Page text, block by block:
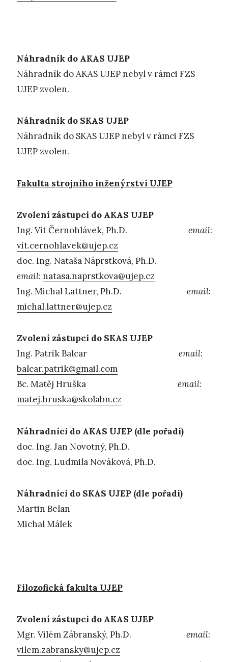
Náhradník do AKAS UJEP
Náhradník do AKAS UJEP nebyl v rámci FZS
UJEP zvolen.
Náhradník do SKAS UJEP
Náhradník do SKAS UJEP nebyl v rámci FZS
UJEP zvolen.
Fakulta strojního inženýrství UJEP
Zvolení zástupci do AKAS UJEP
Ing. Vít Černohlávek, Ph.D. email:
vit.cernohlavek@ujep.cz
doc. Ing. Nataša Náprstková, Ph.D.
email: natasa.naprstkova@ujep.cz
Ing. Michal Lattner, Ph.D. email:
michal.lattner@ujep.cz
Zvolení zástupci do SKAS UJEP
Ing. Patrik Balcar email:
balcar.patrik@gmail.com
Bc. Matěj Hruška email:
matej.hruska@skolabn.cz
Náhradníci do AKAS UJEP (dle pořadí)
doc. Ing. Jan Novotný, Ph.D.
doc. Ing. Ludmila Nováková, Ph.D.
Náhradníci do SKAS UJEP (dle pořadí)
Martin Belan
Michal Málek
Filozofická fakulta UJEP
Zvolení zástupci do AKAS UJEP
Mgr. Vilém Zábranský, Ph.D. email:
vilem.zabransky@ujep.cz